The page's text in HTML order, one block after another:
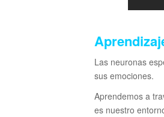
Las neuronas
sus emociones.
Aprendemos a
es nuestro